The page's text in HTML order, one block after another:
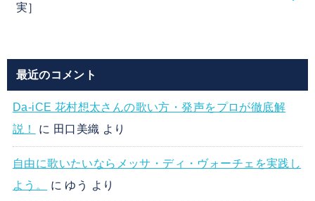
実］
最近のコメント
Da-iCE 花村想太さんの歌い方・発声をプロが徹底解
説！
に 田口美織 より
自由に歌いたいならメッサ・ディ・ヴォーチェを実践し
よう。
に ゆう より